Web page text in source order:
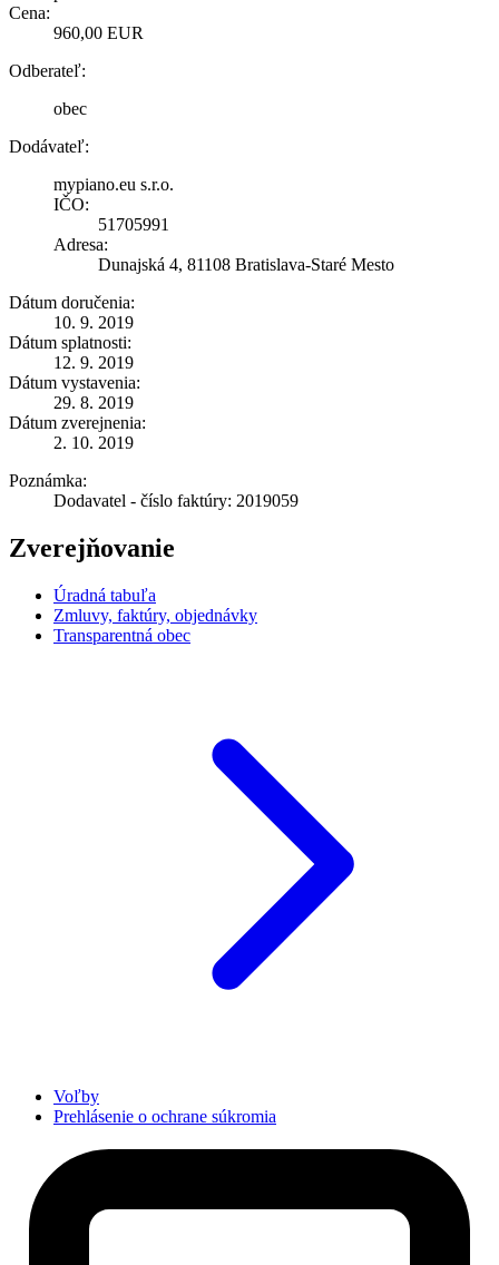
Cena:
960,00 EUR
Odberateľ:
obec
Dodávateľ:
mypiano.eu s.r.o.
IČO:
51705991
Adresa:
Dunajská 4, 81108 Bratislava-Staré Mesto
Dátum doručenia:
10. 9. 2019
Dátum splatnosti:
12. 9. 2019
Dátum vystavenia:
29. 8. 2019
Dátum zverejnenia:
2. 10. 2019
Poznámka:
Dodavatel - číslo faktúry: 2019059
Zverejňovanie
Úradná tabuľa
Zmluvy, faktúry, objednávky
Transparentná obec
Voľby
Prehlásenie o ochrane súkromia